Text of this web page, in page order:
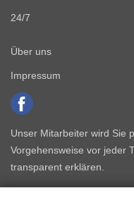
24/7
Über uns
Impressum
Unser Mitarbeiter wird Sie
Vorgehensweise vor jeder
transparent erklären.